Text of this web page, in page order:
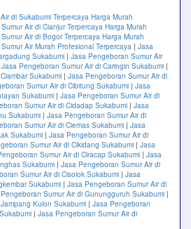
di Sukabumi Terpercaya Harga Murah
Air di Cianjur Terpercaya Harga Murah
Air di Bogor Terpercaya Harga Murah
Air Murah Profesional Terpercaya | Jasa
Sukabumi | Jasa Pengeboran Sumur Air
Jasa Pengeboran Sumur Air di Caringin Sukabumi |
Sukabumi | Jasa Pengeboran Sumur Air di
Sumur Air di Cibitung Sukabumi | Jasa
Sukabumi | Jasa Pengeboran Sumur Air di
Sumur Air di Cidadap Sukabumi | Jasa
Sukabumi | Jasa Pengeboran Sumur Air di
Sumur Air di Ciemas Sukabumi | Jasa
Sukabumi | Jasa Pengeboran Sumur Air di
Sumur Air di Cikidang Sukabumi | Jasa
Sumur Air di Ciracap Sukabumi | Jasa
Sukabumi | Jasa Pengeboran Sumur Air di
Sumur Air di Cisolok Sukabumi | Jasa
Sukabumi | Jasa Pengeboran Sumur Air di
Sumur Air di Gunungguruh Sukabumi |
Kulon Sukabumi | Jasa Pengeboran
| Jasa Pengeboran Sumur Air di